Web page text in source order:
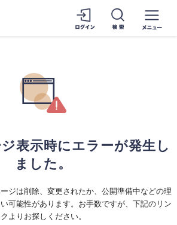
表示時にエラーが発生し
ました。
ジは削除、変更されたか、公開準備中などの理
可能性があります。お手数ですが、下記のリン
クよりお探しください。